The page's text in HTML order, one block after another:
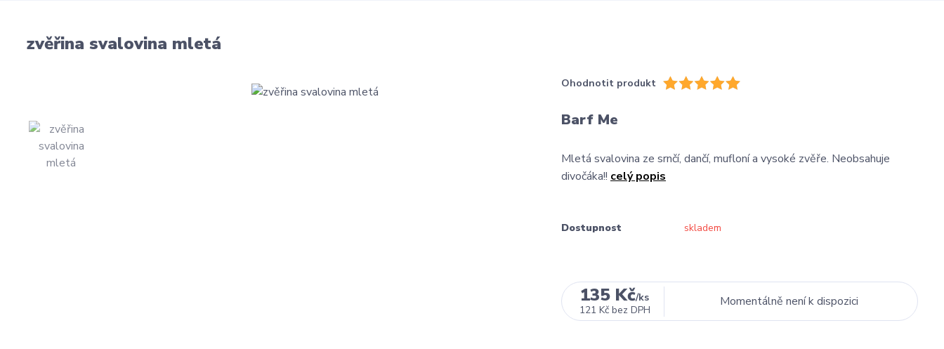
zvěřina svalovina mletá
Ohodnotit produkt
Barf Me
Mletá svalovina ze srnčí, dančí, mufloní a vysoké zvěře. Neobsahuje
divočáka!! celý popis
Dostupnost skladem
135 Kč/ks
121 Kč bez DPH
Momentálně není k dispozici